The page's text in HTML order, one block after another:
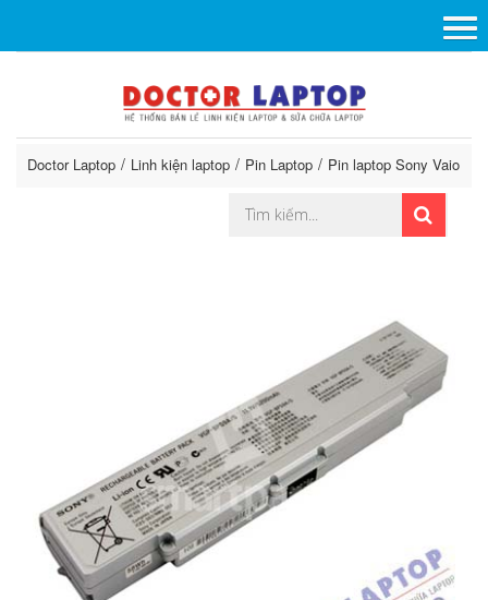
Doctor Laptop Linh kiện laptop Pin Laptop Pin laptop Sony Vaio